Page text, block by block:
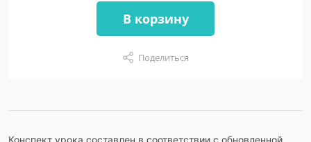
В корзину
Поделиться
Конспект урока составлен в соответствии с обновленной